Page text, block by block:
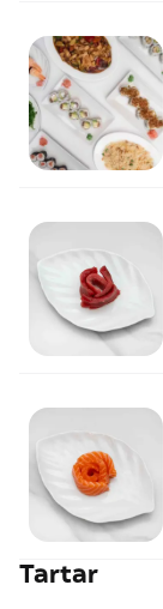
Tartar